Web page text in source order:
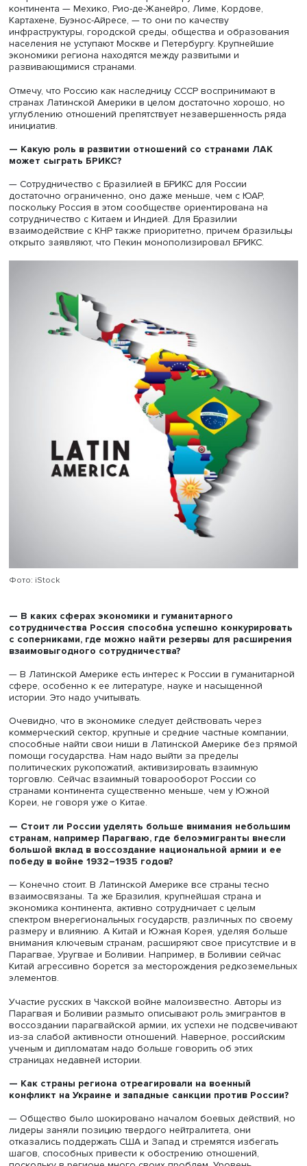
а также финансовой и обрабатывающей отраслях. Они
становятся ориентированными на Китай. Опросы среди
латиноамериканцев показывают, что по присутствию в
технологиях Китай многократно опережает ЕС и США. В
гуманитарной сфере, защите прав человека и
сотрудничестве лидерство сохраняют США.
— Как работа китайских компаний влияет на природу
континента, вызывает ли это конфликты?
— Китайские компании не особенно внимательны к
которой называют легкими Земли, где сосредоточены
уникальные флора и фауна, это ощущается особенно
Пренебрежение к природе сталкивается с протестами
защитников окружающей среды, поэтому немало
закрыли под давлением местных сообществ и НКО из-
отдаленные регионы удается согласовать. Но,
Мексике возведение китайцами крупных
торговых центров на побережье полуострова Канкун
пришлось прекратить.
— Что можно сказать о политике России в регионе?
— Она скорее импульсивная, без внятной стратегии,
очень удивляет страны Латинской Америки. Основной
инструмент диалога — двухсторонние контакты
чиновников, а также крупных государственных
договоренности о стратегическом партнерстве,
правило, не наполнены конкретным содержанием.
Возможно, это вызвано устаревшим восприятием
Если у рядового жителя России спросить о Латинской
Америке, большинство назовут Кубу, город Рио-де-
Бразилии, где, как писали Ильф и Петров, «полтора
человек, и все поголовно в белых штанах». Некоторые
В своем блоге «
для себя заново.
Латинская Америка у россиян связывается с третьим
низким общим уровнем развития, хотя сейчас
инновационному и промышленному развитию где-то
опережает Россию. Если говорить о крупнейших
континента — Мехико, Рио-де-Жанейро, Лиме, Кордове,
инфраструктуры, городской среды, общества и
населения не уступают Москве и Петербургу.
экономики региона находятся между развитыми и
развивающимися странами.
Отмечу, что Россию как наследницу СССР
странах Латинской Америки в целом достаточно
инициатив.
— Какую роль в развитии отношений со странами
— Сотрудничество с Бразилией в БРИКС для России
достаточно ограниченно, оно даже меньше, чем с ЮАР,
поскольку Россия в этом сообществе ориентирована
сотрудничество с Китаем и Индией. Для Бразилии
взаимодействие с КНР также приоритетно, причем
открыто заявляют, что Пекин монополизировал БРИКС.